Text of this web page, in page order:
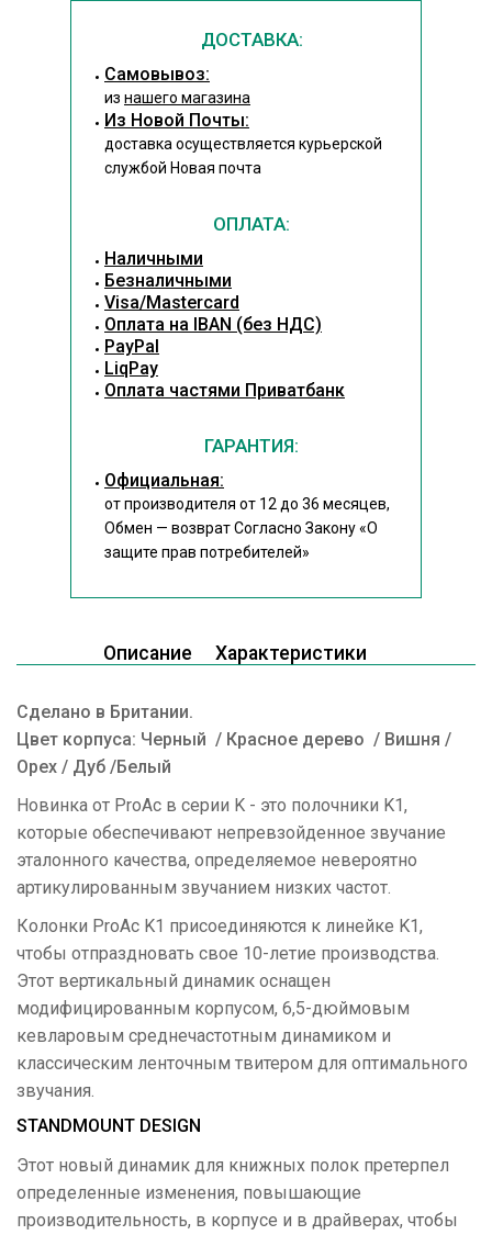
ДОСТАВКА:
Cамовывоз:
из нашего магазина
Из Новой Почты:
доставка осуществляется курьерской
службой Новая почта
ОПЛАТА:
Наличными
Безналичными
Visa/Mastercard
Оплата на IBAN (без НДС)
PayPal
LiqPay
Оплата частями Приватбанк
ГАРАНТИЯ:
Официальная:
от производителя от 12 до 36 месяцев,
Обмен — возврат Согласно Закону«О
защите прав потребителей»
Описание Характеристики
Сделано в Британии.
Цвет корпуса: Черный / Красное дерево / Вишня /
Орех / Дуб /Белый
Новинка от ProAc в серии K - это полочники K1,
которые обеспечивают непревзойденное звучание
эталонного качества, определяемое невероятно
артикулированным звучанием низких частот.
Колонки ProAc K1 присоединяются к линейке K1,
чтобы отпраздновать свое 10-летие производства.
Этот вертикальный динамик оснащен
модифицированным корпусом, 6,5-дюймовым
кевларовым среднечастотным динамиком и
классическим ленточным твитером для оптимального
звучания.
STANDMOUNT DESIGN
Этот новый динамик для книжных полок претерпел
определенные изменения, повышающие
производительность, в корпусе и в драйверах, чтобы